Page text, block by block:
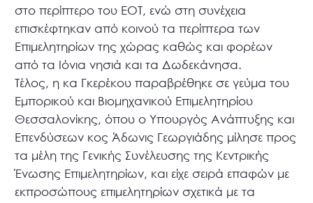
στο περίπτερο του ΕΟΤ, ενώ στη συνέχεια
επισκέφτηκαν από κοινού τα περίπτερα των
Επιμελητηρίων της χώρας καθώς και φορέων
από τα Ιόνια νησιά και τα Δωδεκάνησα.
Τέλος, η κα Γκερέκου παραβρέθηκε σε γεύμα του
Εμπορικού και Βιομηχανικού Επιμελητηρίου
Θεσσαλονίκης, όπου ο Υπουργός Ανάπτυξης και
Επενδύσεων κος Άδωνις Γεωργιάδης μίλησε προς
τα μέλη της Γενικής Συνέλευσης της Κεντρικής
Ένωσης Επιμελητηρίων, και είχε σειρά επαφών με
εκπροσώπους επιμελητηρίων σχετικά με τα